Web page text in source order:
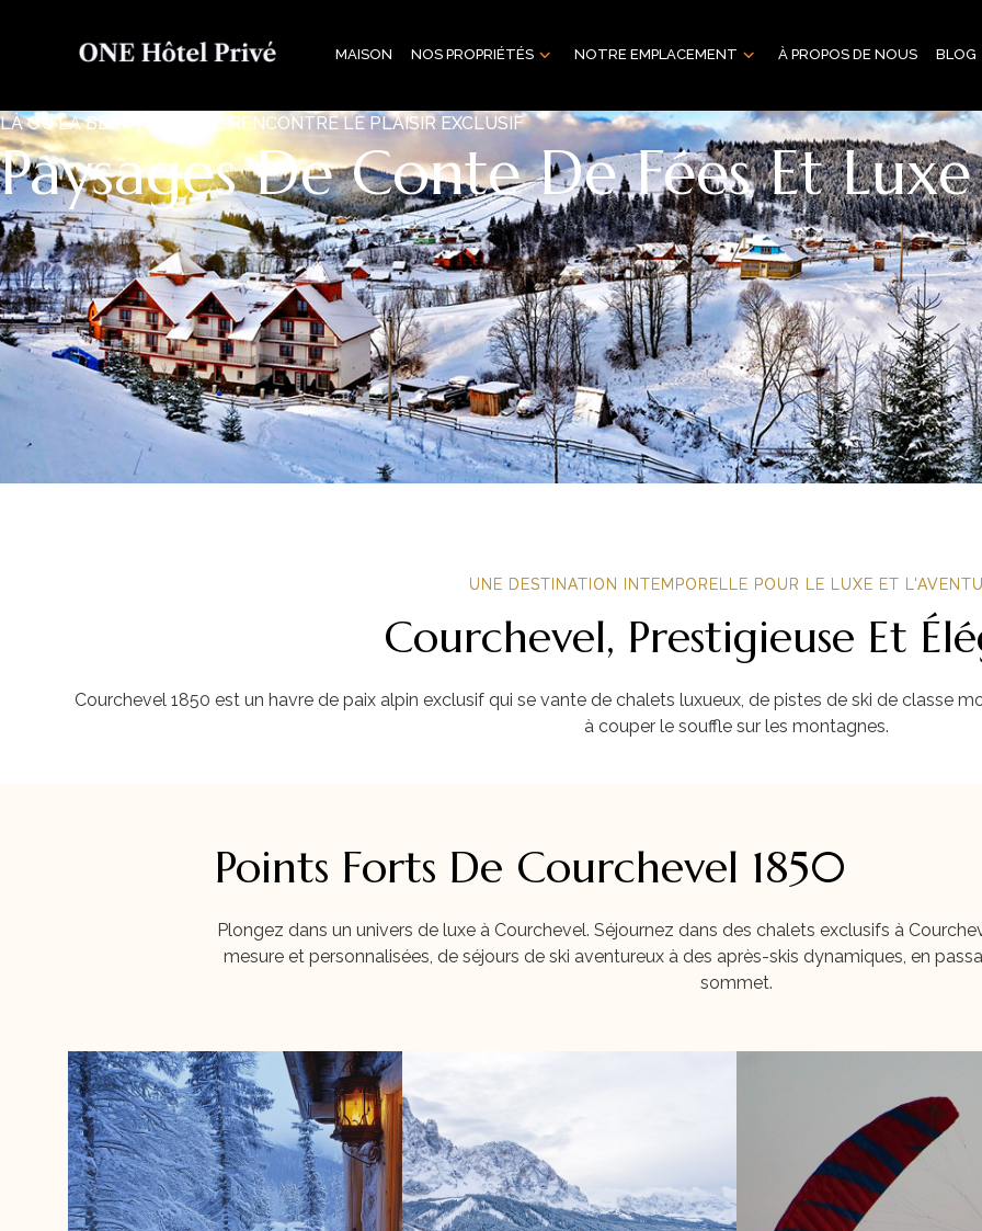
MAISON NOS PROPRIÉTÉS NOTRE EMPLACEMENT À PROPOS DE NOUS BLOG
LÀ OÙ LA BEAUTÉ ALPINE RENCONTRE LE PLAISIR EXCLUSIF
Paysages De Conte De Fées Et
UNE DESTINATION INTEMPORELLE POUR LE LUXE ET
Courchevel, Prestigieuse Et
Courchevel 1850 est un havre de paix alpin exclusif qui se vante de chalets luxueux, de pistes de ski de classe
à couper le souffle sur les montagnes.
Points Forts De Courchevel 1850
Plongez dans un univers de luxe à Courchevel. Séjournez dans des chalets exclusifs à
mesure et personnalisées, de séjours de ski aventureux à des après-skis dynamiques, en
sommet.